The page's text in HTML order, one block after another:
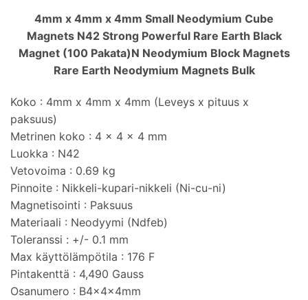
4mm x 4mm x 4mm Small Neodymium Cube
Magnets N42 Strong Powerful Rare Earth Black
Magnet(100 Pakata)N Neodymium Block Magnets
Rare Earth Neodymium Magnets Bulk
Koko : 4mm x 4mm x 4mm (Leveys x pituus x
paksuus)
Metrinen koko : 4 x 4 x 4 mm
Luokka : N42
Vetovoima : 0.69 kg
Pinnoite : Nikkeli-kupari-nikkeli (Ni-cu-ni)
Magnetisointi : Paksuus
Materiaali : Neodyymi (Ndfeb)
Toleranssi : +/- 0.1 mm
Max käyttölämpötila : 176 F
Pintakenttä : 4,490 Gauss
Osanumero : B4x4x4mm